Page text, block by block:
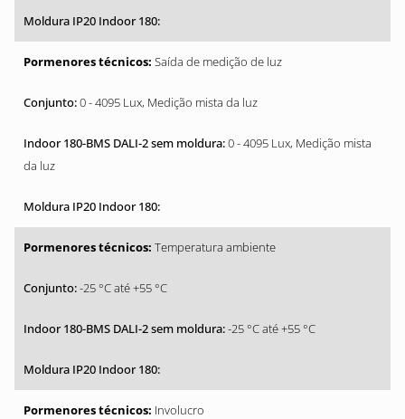
Saída de medição de luz
0 - 4095 Lux, Medição mista da luz
0 - 4095 Lux, Medição mista
da luz
Temperatura ambiente
-25 °C até +55 °C
-25 °C até +55 °C
Involucro